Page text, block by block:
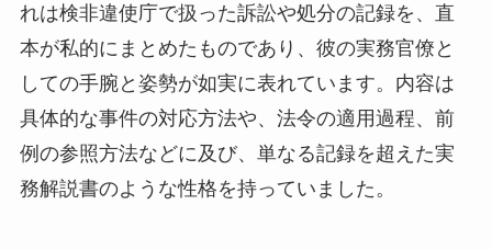
れは検非違使庁で扱った訴訟や処分の記録を、直
本が私的にまとめたものであり、彼の実務官僚と
しての手腕と姿勢が如実に表れています。内容は
具体的な事件の対応方法や、法令の適用過程、前
例の参照方法などに及び、単なる記録を超えた実
務解説書のような性格を持っていました。